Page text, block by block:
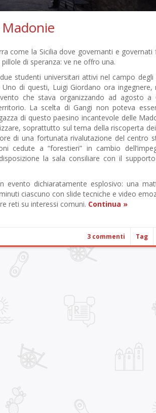
come la Sicilia dove governanti e governati
di speranza: ve ne offro una.
studenti universitari attivi nel campo degli
di questi, Luigi Giordano ora ingegnere,
che stava organizzando ad agosto a
La scelta di Gangi non poteva
di questo paesino incantevole delle
soprattutto sul tema della riscoperta
di una fortunata rivalutazione del centro
cedute a “forestieri” in cambio
la sala consiliare con il
evento dichiaratamente esplosivo: una
ciascuno con slide tecniche e video
reti su interessi comuni. Continua »
3 commenti Tag